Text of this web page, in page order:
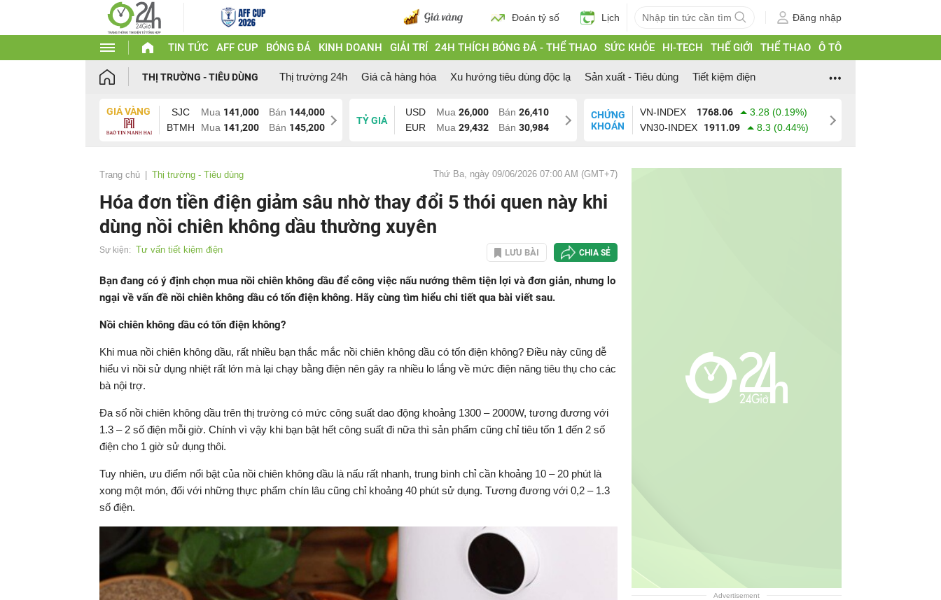
Đoán tỷ số Lịch Đăng nhập
TIN TỨC AFF CUP BÓNG ĐÁ KINH DOANH GIẢI TRÍ 24H THÍCH BÓNG ĐÁ - THỂ THAO SỨC KHỎE HI-TECH THẾ GIỚI THỂ THAO Ô TÔ
THỊ TRƯỜNG - TIÊU DÙNG Thị trường 24h Giá cả hàng hóa Xu hướng tiêu dùng độc lạ Sản xuất - Tiêu dùng Tiết kiệm điện
GIÁ VÀNG SJC Mua 141,000 Bán 144,000
BTMH
Mua 141,200 Bán 145,200
TỶ GIÁ
USD Mua 26,000 Bán 26,410
EUR
Mua 29,432 Bán 30,984
CHỨNG
KHOÁN
VN-INDEX 1768.06
3.28 (0.19%)
VN30-INDEX
1911.09 8.3 (0.44%)
Trang chủ Thị trường - Tiêu dùng Thứ Ba, ngày 09/06/2026 07:00 AM (GMT+7)
Hóa đơn tiền điện giảm sâu nhờ thay đổi 5 thói quen này khi
dùng nồi chiên không dầu thường xuyên
Sự kiện: Tư vấn tiết kiệm điện LƯU BÀI CHIA SẺ
Bạn đang có ý định chọn mua nồi chiên không dầu để công việc nấu nướng thêm tiện lợi và đơn giản, nhưng lo
ngại về vấn đề nồi chiên không dầu có tốn điện không. Hãy cùng tìm hiểu chi tiết qua bài viết sau.
Nồi chiên không dầu có tốn điện không?
Khi mua nồi chiên không dầu, rất nhiều bạn thắc mắc nồi chiên không dầu có tốn điện không? Điều này cũng dễ
hiểu vì nồi sử dụng nhiệt rất lớn mà lại chạy bằng điện nên gây ra nhiều lo lắng về mức điện năng tiêu thụ cho các
bà nội trợ.
Đa số nồi chiên không dầu trên thị trường có mức công suất dao động khoảng 1300 – 2000W, tương đương với
1.3 – 2 số điện mỗi giờ. Chính vì vậy khi bạn bật hết công suất đi nữa thì sản phẩm cũng chỉ tiêu tốn 1 đến 2 số
điện cho 1 giờ sử dụng thôi.
Tuy nhiên, ưu điểm nổi bật của nồi chiên không dầu là nấu rất nhanh, trung bình chỉ cần khoảng 10 – 20 phút là
xong một món, đối với những thực phẩm chín lâu cũng chỉ khoảng 40 phút sử dụng. Tương đương với 0,2 – 1.3
số điện.
Advertisement